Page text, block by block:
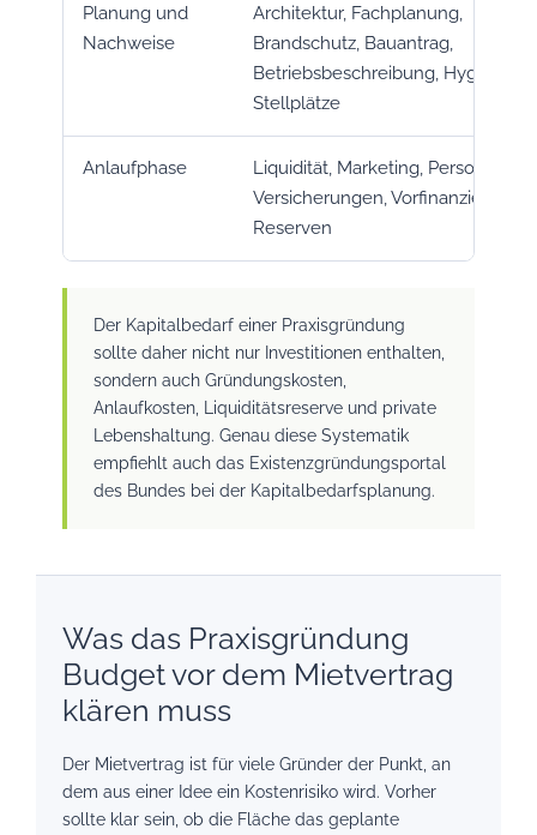
Planung und
Nachweise
Architektur, Fachplanung,
Brandschutz, Bauantrag,
Betriebsbeschreibung, Hygiene,
Stellplätze
Anlaufphase
Liquidität, Marketing, Personal,
Versicherungen, Vorfinanzierung,
Reserven
Der Kapitalbedarf einer Praxisgründung
sollte daher nicht nur Investitionen enthalten,
sondern auch Gründungskosten,
Anlaufkosten, Liquiditätsreserve und private
Lebenshaltung. Genau diese Systematik
empfiehlt auch das Existenzgründungsportal
des Bundes bei der Kapitalbedarfsplanung.
Was das Praxisgründung
Budget vor dem Mietvertrag
klären muss
Der Mietvertrag ist für viele Gründer der Punkt, an
dem aus einer Idee ein Kostenrisiko wird. Vorher
sollte klar sein, ob die Fläche das geplante